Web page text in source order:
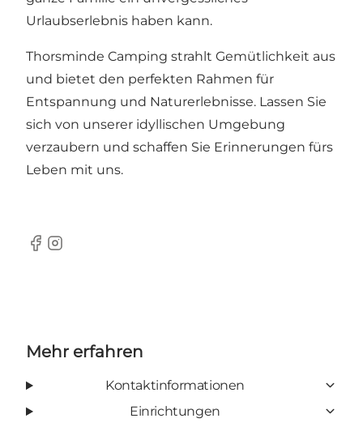
Urlaubserlebnis haben kann.
Thorsminde Camping strahlt Gemütlichkeit aus
und bietet den perfekten Rahmen für
Entspannung und Naturerlebnisse. Lassen Sie
sich von unserer idyllischen Umgebung
verzaubern und schaffen Sie Erinnerungen fürs
Leben mit uns.
Facebook
Instagram
Mehr erfahren
Kontaktinformationen
Einrichtungen